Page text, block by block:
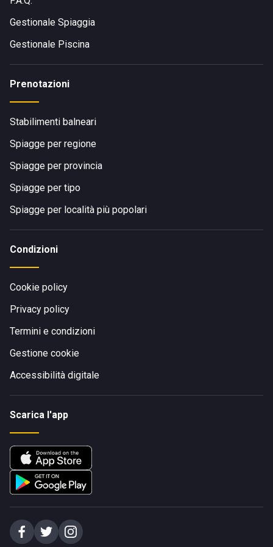
Gestionale Spiaggia
Gestionale Piscina
Prenotazioni
Stabilimenti balneari
Spiagge per regione
Spiagge per provincia
Spiagge per tipo
Spiagge per località più popolari
Condizioni
Cookie policy
Privacy policy
Termini e condizioni
Gestione cookie
Accessibilità digitale
Scarica l'app